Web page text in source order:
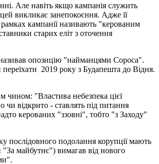
Але навіть якщо кампанія служить
викликає занепокоєння. Адже її
кампанії називають "керованим
старих еліт з оточення
опозицію "найманцями Сороса".
2019 року з Будапешта до Відня.
чином: "Властива небезпека цієї
чи відкрито - ставлять під питання
керованих "ззовні", тобто "з Заходу"
послідовного подолання корупції мають
"За майбутнє") вимагав від нового